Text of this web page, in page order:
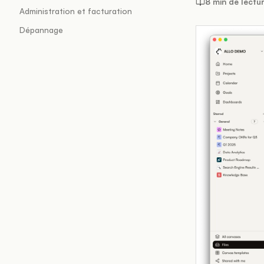
Administration et facturation
Dépannage